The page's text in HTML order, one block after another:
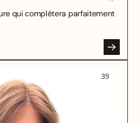
qui complètera parfaitement